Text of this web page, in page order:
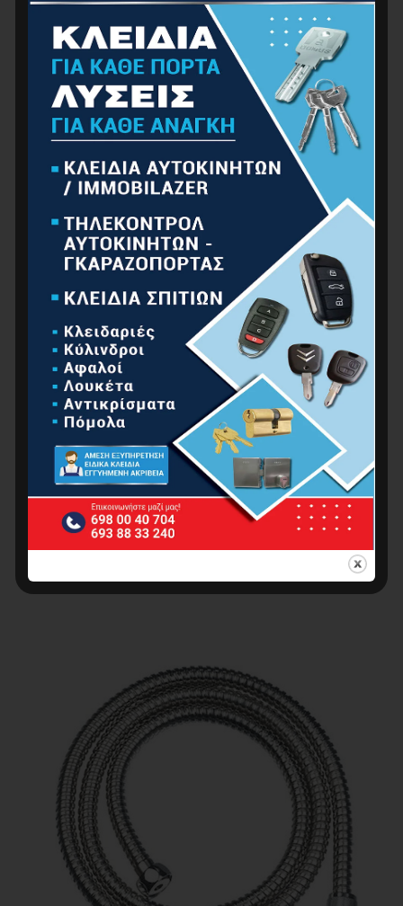
BORMANN BTW4650 Τηλέφωνο Ντους Μπάνιου
Φ81, Στρογγυλό
7.00€